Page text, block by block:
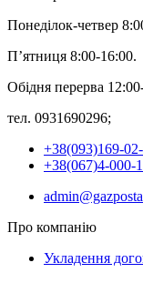
Понеділок-четвер
П’ятниця 8:00-16:00.
Обідня перерва
тел. 0931690296;
+38(093)169-
+38(067)4-000-
Про компанію
Укладення